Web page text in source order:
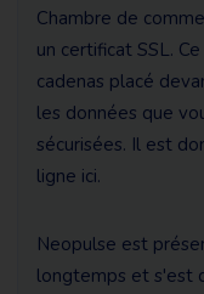
Chambre de
un certificat SSL.
cadenas placé
les données que
sécurisées. Il est
ligne ici.
Neopulse est
longtemps et s'est